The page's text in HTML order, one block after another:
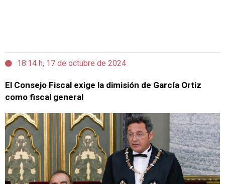
18:14 h, 17 de octubre de 2024
El Consejo Fiscal exige la dimisión de García Ortiz
como fiscal general